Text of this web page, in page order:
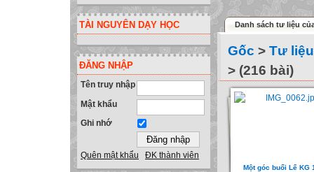
TÀI NGUYÊN DẠY HỌC
ĐĂNG NHẬP
Tên truy nhập
Mật khẩu
Ghi nhớ
Quên mật khẩu ĐK thành viên
Danh sách tư liệu
Gốc > Tư
> (216 bài)
Một góc buổi Lế KG